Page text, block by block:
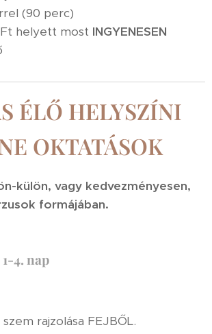
(90 perc)
helyett most INGYENESEN
ÉLŐ HELYSZÍNI
OKTATÁSOK
külön, vagy kedvezményesen,
formájában.
4. nap
rajzolása FEJBŐL.